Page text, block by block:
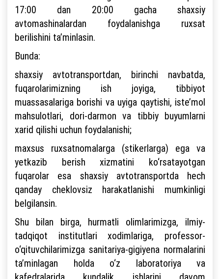
17:00 dan 20:00 gacha shaxsiy
avtomashinalardan foydalanishga ruxsat
berilishini ta’minlasin.
Bunda:
shaxsiy avtotransportdan, birinchi navbatda,
fuqarolarimizning ish joyiga, tibbiyot
muassasalariga borishi va uyiga qaytishi, iste’mol
mahsulotlari, dori-darmon va tibbiy buyumlarni
xarid qilishi uchun foydalanishi;
maxsus ruxsatnomalarga (stikerlarga) ega va
yetkazib berish xizmatini ko‘rsatayotgan
fuqarolar esa shaxsiy avtotransportda hech
qanday cheklovsiz harakatlanishi mumkinligi
belgilansin.
Shu bilan birga, hurmatli olimlarimizga, ilmiy-
tadqiqot institutlari xodimlariga, professor-
o‘qituvchilarimizga sanitariya-gigiyena normalarini
ta’minlagan holda o‘z laboratoriya va